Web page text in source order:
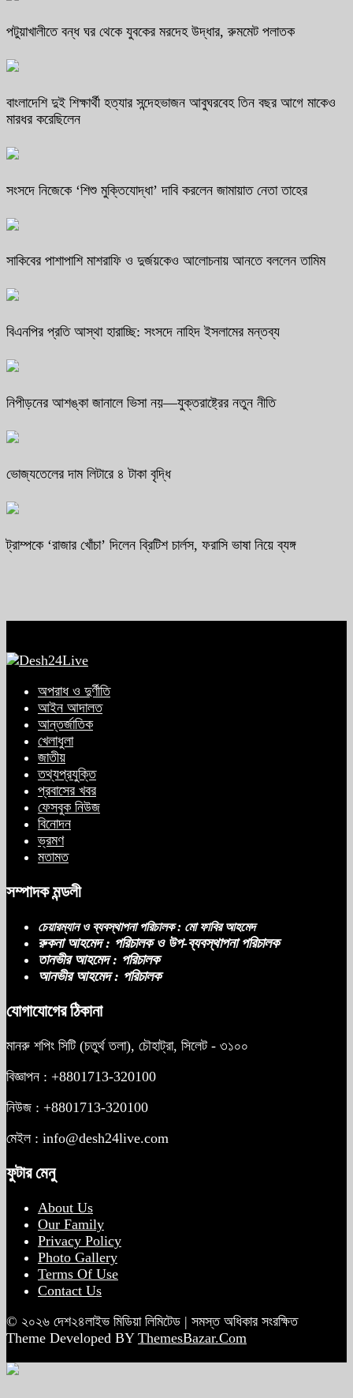
পটুয়াখালীতে বন্ধ ঘর থেকে যুবকের মরদেহ উদ্ধার, রুমমেট পলাতক
বাংলাদেশি দুই শিক্ষার্থী হত্যার সন্দেহভাজন আবুঘরবেহ তিন বছর আগে মাকেও
মারধর করেছিলেন
সংসদে নিজেকে ‘শিশু মুক্তিযোদ্ধা’ দাবি করলেন জামায়াত নেতা তাহের
সাকিবের পাশাপাশি মাশরাফি ও দুর্জয়কেও আলোচনায় আনতে বললেন তামিম
বিএনপির প্রতি আস্থা হারাচ্ছি: সংসদে নাহিদ ইসলামের মন্তব্য
নিপীড়নের আশঙ্কা জানালে ভিসা নয়—যুক্তরাষ্ট্রের নতুন নীতি
ভোজ্যতেলের দাম লিটারে ৪ টাকা বৃদ্ধি
ট্রাম্পকে ‘রাজার খোঁচা’ দিলেন ব্রিটিশ চার্লস, ফরাসি ভাষা নিয়ে ব্যঙ্গ
অপরাধ ও দুর্ণীতি
আইন আদালত
আন্তর্জাতিক
খেলাধুলা
জাতীয়
তথ্যপ্রযুক্তি
প্রবাসের খবর
ফেসবুক নিউজ
বিনোদন
ভ্রমণ
মতামত
সম্পাদক মন্ডলী
চেয়ারম্যান ও ব্যবস্থাপনা পরিচালক : মো ফাবির আহমেদ
রুকনা আহমেদ : পরিচালক ও উপ-ব্যবস্থাপনা পরিচালক
তানভীর আহমেদ : পরিচালক
আনভীর আহমেদ : পরিচালক
যোগাযোগের ঠিকানা
মানরু শপিং সিটি (চতুর্থ তলা), চৌহাট্রা, সিলেট - ৩১০০
বিজ্ঞাপন : +8801713-320100
নিউজ : +8801713-320100
মেইল : info@desh24live.com
ফুটার মেনু
About Us
Our Family
Privacy Policy
Photo Gallery
Terms Of Use
Contact Us
© ২০২৬ দেশ২৪লাইভ মিডিয়া লিমিটেড | সমস্ত অধিকার সংরক্ষিত
Theme Developed BY ThemesBazar.Com